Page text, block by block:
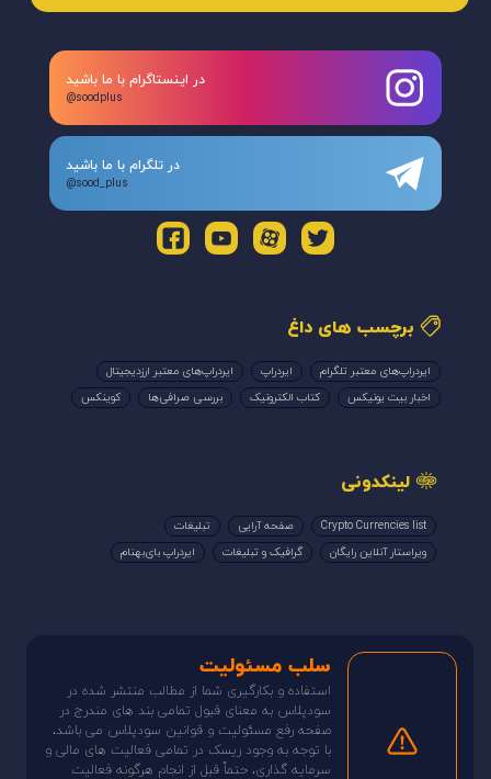
در اینستاگرام با ما باشید
@soodplus
در تلگرام با ما باشید
@sood_plus
برچسب های داغ
ایردراپ‌های معتبر تلگرام ایردراپ
ایردراپ‌های معتبر ارزدیجیتال
اخبار بیت یونیکس
کتاب الکترونیک بررسی صرافی‌ها کوینکس
لینکدونی
Crypto Currencies list صفحه آرایی
تبلیغات
ویراستار آنلاین رایگان
گرافیک و تبلیغات ایردراپ بای‌بهنام
سلب مسئولیت
استفاده و بکارگیری شما از مطالب منتشر شده در
سودپلاس به معنای قبول تمامی بند های مندرج در
صفحه رفع مسئولیت و قوانین سودپلاس می باشد،
با توجه به وجود ریسک در تمامی فعالیت های مالی و
سرمایه گذاری، حتماً قبل از انجام هرگونه فعالیت